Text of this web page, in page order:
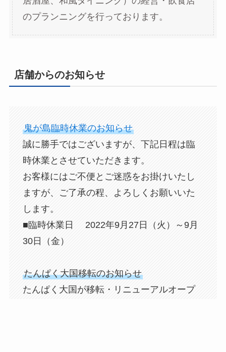
のプランニングを行っております。
店舗からのお知らせ
鬼が島臨時休業のお知らせ
誠に勝手ではございますが、下記日程は臨
時休業とさせていただきます。
お客様にはご不便とご迷惑をお掛けいたし
ますが、ご了承の程、よろしくお願いいた
します。
■臨時休業日 2022年9月27日（火）～9月
30日（金）
たんぱく大国移転のお知らせ
たんぱく大国が移転・リニューアルオープ